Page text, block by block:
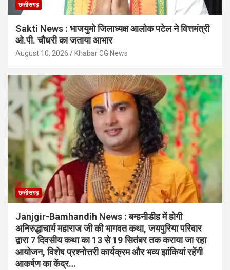
छत्तीसगढ़
Sakti News : भाजयुमो जिलाध्यक्ष आलोक पटेल ने वित्तमंत्री
ओ.पी. चौधरी का जताया आभार
August 10, 2026 Khabar CG News
छत्तीसगढ़
Janjgir-Bamhandih News : बम्हनीडीह में होगी
अनिरुद्धाचार्य महाराज जी की भागवत कथा, जयपुरिया परिवार
द्वारा 7 दिवसीय कथा का 13 से 19 सितंबर तक कराया जा रहा
आयोजन, विशेष प्रश्नोत्तरी कार्यक्रम और भव्य झांकियां रहेंगी
आकर्षण का केंद्र…